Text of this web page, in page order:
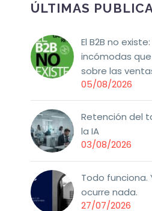
ÚLTIMAS
El B2B no
incómodas
sobre las
05/08/2026
Retención del
la IA
03/08/2026
Todo funciona.
ocurre nada.
27/07/2026